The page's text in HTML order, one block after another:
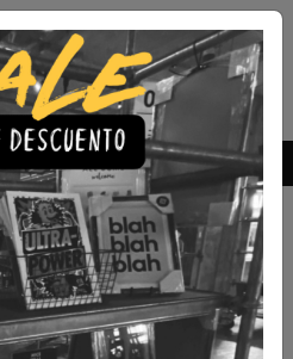
comprando 3 o más productos